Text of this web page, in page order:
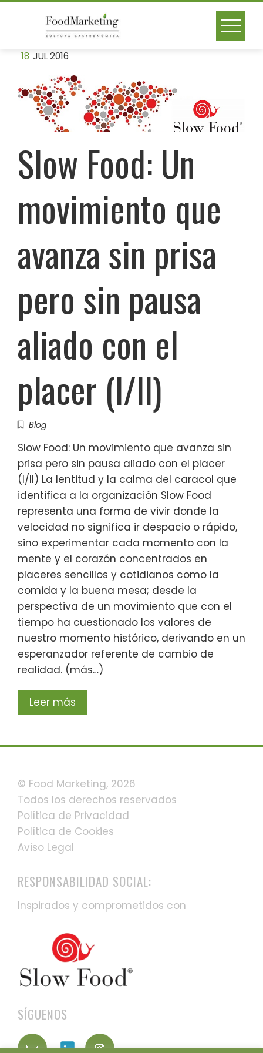
Skip
18 JUL 2016
Slow Food: Un
movimiento que
avanza sin prisa
pero sin pausa
aliado con el
placer (I/II)
Blog
Slow Food: Un movimiento que avanza sin
prisa pero sin pausa aliado con el placer
(I/II) La lentitud y la calma del caracol que
identifica a la organización Slow Food
representa una forma de vivir donde la
velocidad no significa ir despacio o rápido,
sino experimentar cada momento con la
mente y el corazón concentrados en
placeres sencillos y cotidianos como la
comida y la buena mesa; desde la
perspectiva de un movimiento que con el
tiempo ha cuestionado los valores de
nuestro momento histórico, derivando en un
esperanzador referente de cambio de
realidad. (más…)
Leer más
© Food Marketing, 2026
Todos los derechos reservados
Política de Privacidad
Política de Cookies
Aviso Legal
RESPONSABILIDAD SOCIAL:
Inspirados y comprometidos con
SÍGUENOS